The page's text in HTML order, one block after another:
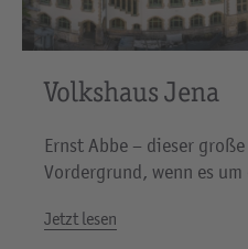
Volkshaus Jena
Ernst Abbe – dieser
Vordergrund, wenn es
Jetzt lesen